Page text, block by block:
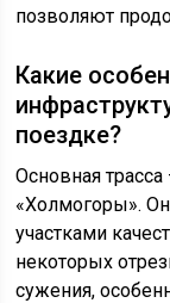
позволяют
Какие
поездке?
Основная
«Холмогоры».
участками
некоторых
сужения,